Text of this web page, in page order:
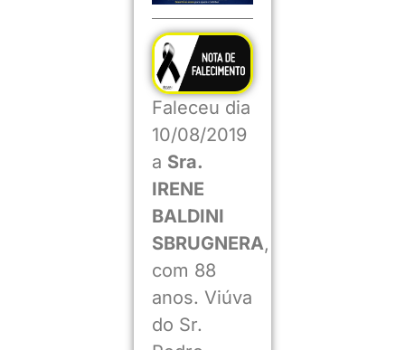
Faleceu dia
10/08/2019
a Sra.
IRENE
BALDINI
SBRUGNERA,
com 88
anos. Viúva
do Sr.